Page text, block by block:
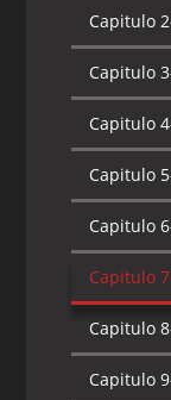
Capitulo
Capitulo
Capitulo
Capitulo
Capitulo
Capitulo
Capitulo
Capitulo